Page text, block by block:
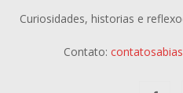
Curiosidades, historias e
Contato: